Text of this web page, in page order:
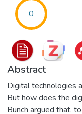
0
Abstract
Digital technologies
But how does the
Bunch argued that,